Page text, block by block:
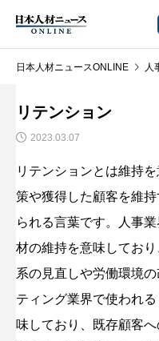
日本人材ニュースONLINE 人
リテンション
2023.03.07
リテンションとは維持
策や獲得した顧客を維
られる言葉です。人事
材の維持を意味してお
系の見直しや労働環境
ティング業界で使われ
味しており、既存顧客